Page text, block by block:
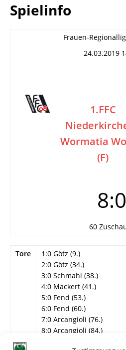
Spielinfo
Frauen-
24.03.2019
1.FFC
Wormatia
(F)
8:0
60
Tore
1:0 Götz (9.)
2:0 Götz (34.)
3:0 Schmahl (38.)
4:0 Mackert (41.)
5:0 Fend (53.)
6:0 Fend (60.)
7:0 Arcangioli (76.)
8:0 Arcangioli (84.)
Info
20. Spieltag